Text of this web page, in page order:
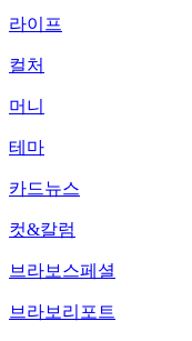
라이프
컬처
머니
테마
카드뉴스
컷&칼럼
브라보스페셜
브라보리포트